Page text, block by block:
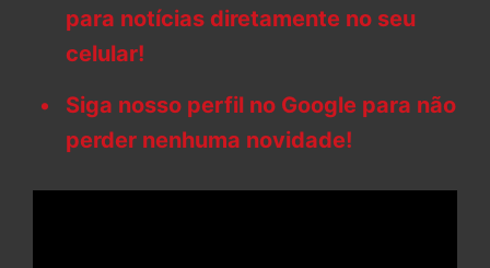
para notícias diretamente no seu
celular!
Siga nosso perfil no Google para não
perder nenhuma novidade!